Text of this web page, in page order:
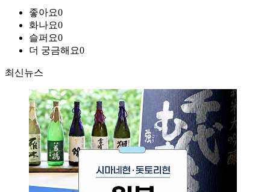
좋아요0
화나요0
슬퍼요0
더 궁금해요0
최신뉴스